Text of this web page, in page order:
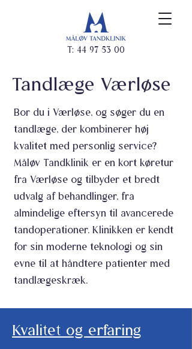
T: 44 97 53 00
Tandlæge Værløse
Bor du i Værløse, og søger du en
tandlæge, der kombinerer høj
kvalitet med personlig service?
Måløv Tandklinik er en kort køretur
fra Værløse og tilbyder et bredt
udvalg af behandlinger, fra
almindelige eftersyn til avancerede
tandoperationer. Klinikken er kendt
for sin moderne teknologi og sin
evne til at håndtere patienter med
tandlægeskræk.
Kvalitet og erfaring